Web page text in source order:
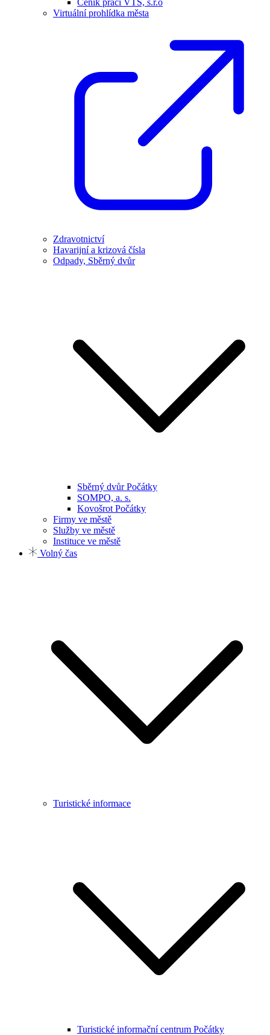
Ceník prací VTS, s.r.o
Virtuální prohlídka města
Zdravotnictví
Havarijní a krizová čísla
Odpady, Sběrný dvůr
Sběrný dvůr Počátky
SOMPO, a. s.
Kovošrot Počátky
Firmy ve městě
Služby ve městě
Instituce ve městě
Volný čas
Turistické informace
Turistické informační centrum Počátky